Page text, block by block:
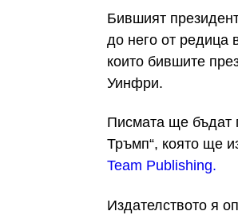
Бившият
до него от редица
които бившите
Уинфри.
Писмата ще бъдат
Тръмп“, която ще
Team Publishing.
Издателството я